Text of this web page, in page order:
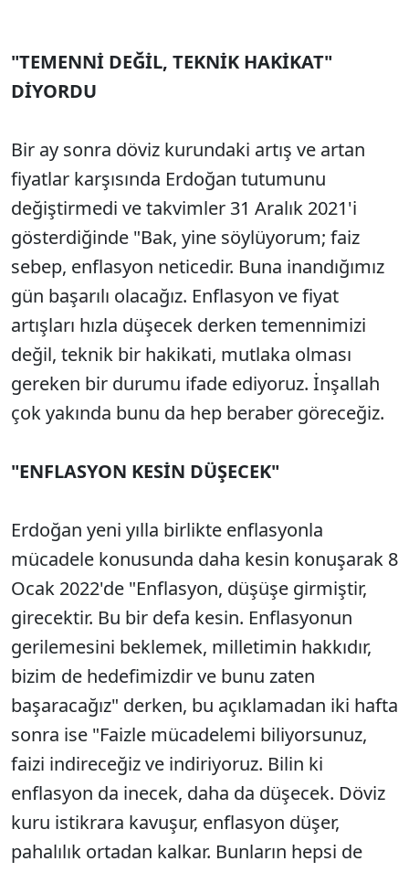
"TEMENNİ DEĞİL, TEKNİK HAKİKAT"
DİYORDU
Bir ay sonra döviz kurundaki artış ve artan
fiyatlar karşısında Erdoğan tutumunu
değiştirmedi ve takvimler 31 Aralık 2021'i
gösterdiğinde "Bak, yine söylüyorum; faiz
sebep, enflasyon neticedir. Buna inandığımız
gün başarılı olacağız. Enflasyon ve fiyat
artışları hızla düşecek derken temennimizi
değil, teknik bir hakikati, mutlaka olması
gereken bir durumu ifade ediyoruz. İnşallah
çok yakında bunu da hep beraber göreceğiz.
"ENFLASYON KESİN DÜŞECEK"
Erdoğan yeni yılla birlikte enflasyonla
mücadele konusunda daha kesin konuşarak 8
Ocak 2022'de "Enflasyon, düşüşe girmiştir,
girecektir. Bu bir defa kesin. Enflasyonun
gerilemesini beklemek, milletimin hakkıdır,
bizim de hedefimizdir ve bunu zaten
başaracağız" derken, bu açıklamadan iki hafta
sonra ise "Faizle mücadelemi biliyorsunuz,
faizi indireceğiz ve indiriyoruz. Bilin ki
enflasyon da inecek, daha da düşecek. Döviz
kuru istikrara kavuşur, enflasyon düşer,
pahalılık ortadan kalkar. Bunların hepsi de